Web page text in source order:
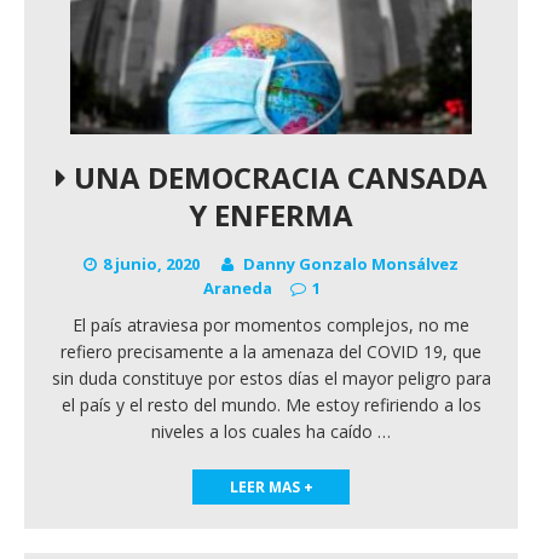
UNA DEMOCRACIA CANSADA
Y ENFERMA
8 junio, 2020
Danny Gonzalo Monsálvez
Araneda
1
El país atraviesa por momentos complejos, no me
refiero precisamente a la amenaza del COVID 19, que
sin duda constituye por estos días el mayor peligro para
el país y el resto del mundo. Me estoy refiriendo a los
niveles a los cuales ha caído …
LEER MAS +